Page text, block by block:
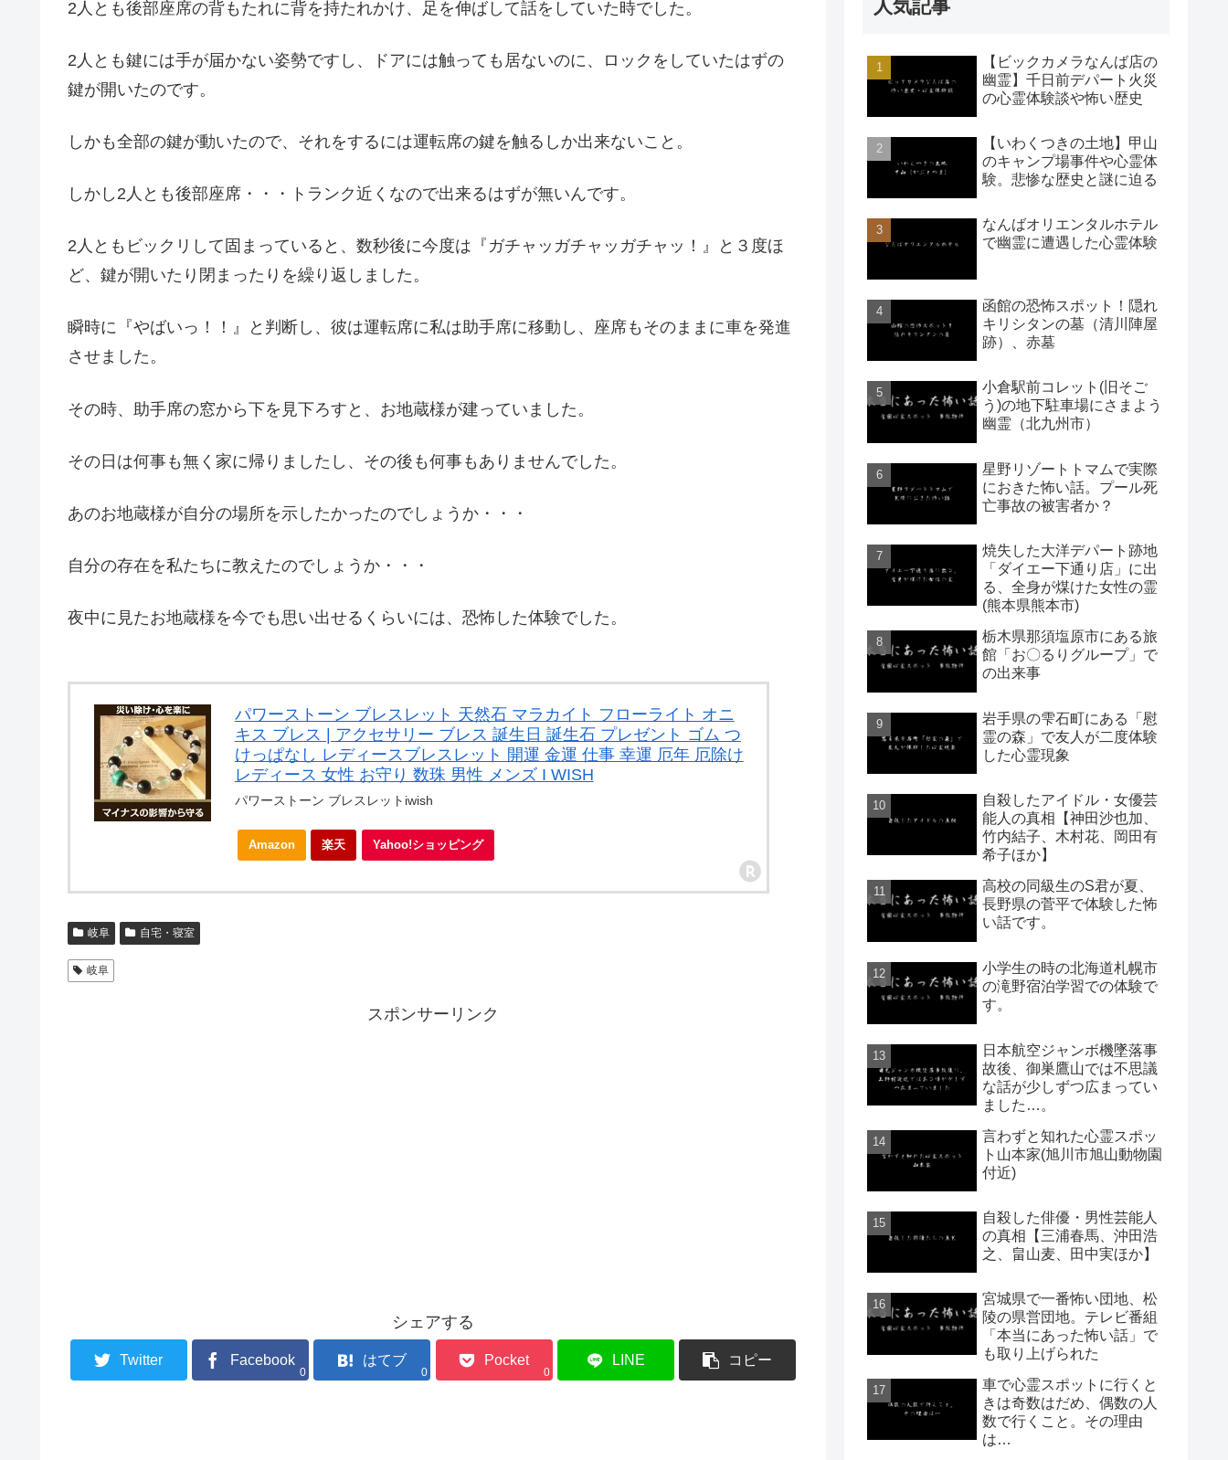
2人とも後部座席の背もたれに背を持たれかけ、足を伸ばして話をしていた時でした。
2人とも鍵には手が届かない姿勢ですし、ドアには触っても居ないのに、ロックをしていたはずの
鍵が開いたのです。
しかも全部の鍵が動いたので、それをするには運転席の鍵を触るしか出来ないこと。
しかし2人とも後部座席・・・トランク近くなので出来るはずが無いんです。
2人ともビックリして固まっていると、数秒後に今度は『ガチャッガチャッガチャッ！』と３度ほ
ど、鍵が開いたり閉まったりを繰り返しました。
瞬時に『やばいっ！！』と判断し、彼は運転席に私は助手席に移動し、座席もそのままに車を発進
させました。
その時、助手席の窓から下を見下ろすと、お地蔵様が建っていました。
その日は何事も無く家に帰りましたし、その後も何事もありませんでした。
あのお地蔵様が自分の場所を示したかったのでしょうか・・・
自分の存在を私たちに教えたのでしょうか・・・
夜中に見たお地蔵様を今でも思い出せるくらいには、恐怖した体験でした。
パワーストーン ブレスレット 天然石 マラカイト フローライト オニ
キス ブレス | アクセサリー ブレス 誕生日 誕生石 プレゼント ゴム つ
けっぱなし レディースブレスレット 開運 金運 仕事 幸運 厄年 厄除け
レディース 女性 お守り 数珠 男性 メンズ I WISH
パワーストーン ブレスレットiwish
Amazon 楽天 Yahoo!ショッピング
岐阜 自宅・寝室
岐阜
スポンサーリンク
シェアする
Twitter Facebook
0
はてブ
0
Pocket
0
LINE コピー
人気記事
【ビックカメラなんば店の
幽霊】千日前デパート火災
の心霊体験談や怖い歴史
【いわくつきの土地】甲山
のキャンプ場事件や心霊体
験。悲惨な歴史と謎に迫る
なんばオリエンタルホテル
で幽霊に遭遇した心霊体験
函館の恐怖スポット！隠れ
キリシタンの墓（清川陣屋
跡）、赤墓
小倉駅前コレット(旧そご
う)の地下駐車場にさまよう
幽霊（北九州市）
星野リゾートトマムで実際
におきた怖い話。プール死
亡事故の被害者か？
焼失した大洋デパート跡地
「ダイエー下通り店」に出
る、全身が煤けた女性の霊
(熊本県熊本市)
栃木県那須塩原市にある旅
館「お〇るりグループ」で
の出来事
岩手県の雫石町にある「慰
霊の森」で友人が二度体験
した心霊現象
自殺したアイドル・女優芸
能人の真相【神田沙也加、
竹内結子、木村花、岡田有
希子ほか】
高校の同級生のS君が夏、
長野県の菅平で体験した怖
い話です。
小学生の時の北海道札幌市
の滝野宿泊学習での体験で
す。
日本航空ジャンボ機墜落事
故後、御巣鷹山では不思議
な話が少しずつ広まってい
ました…。
言わずと知れた心霊スポッ
ト山本家(旭川市旭山動物園
付近)
自殺した俳優・男性芸能人
の真相【三浦春馬、沖田浩
之、畠山麦、田中実ほか】
宮城県で一番怖い団地、松
陵の県営団地。テレビ番組
「本当にあった怖い話」で
も取り上げられた
車で心霊スポットに行くと
きは奇数はだめ、偶数の人
数で行くこと。その理由
は…